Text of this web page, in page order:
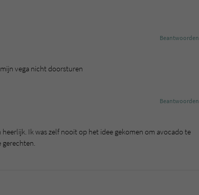
vega nicht doorsturen
Beantwoorden
Ik was zelf nooit op het idee gekomen om avocado te
gerechten.
Beantwoorden